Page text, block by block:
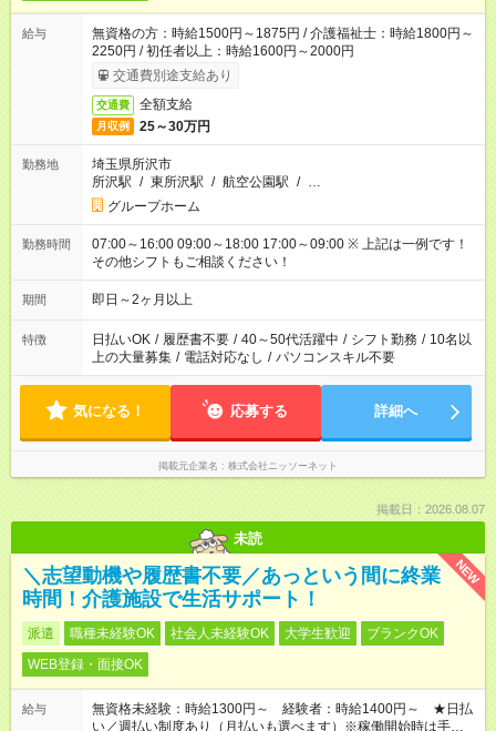
給与
無資格の方：時給1500円～1875円 / 介護福祉士：時給1800円～
2250円 / 初任者以上：時給1600円～2000円
交通費別途支給あり
交通費 全額支給
月収例 25～30万円
勤務地
埼玉県所沢市
所沢駅 / 東所沢駅 / 航空公園駅 / …
グループホーム
勤務時間
07:00～16:00 09:00～18:00 17:00～09:00 ※ 上記は一例です！
その他シフトもご相談ください！
期間 即日～2ヶ月以上
特徴 日払いOK / 履歴書不要 / 40～50代活躍中 / シフト勤務 / 10名以
上の大量募集 / 電話対応なし / パソコンスキル不要
気になる！ 応募する 詳細へ
掲載元企業名 株式会社ニッソーネット
掲載日：2026.08.07
未読
NEW
＼志望動機や履歴書不要／あっという間に終業
時間！介護施設で生活サポート！
派遣 職種未経験OK 社会人未経験OK 大学生歓迎
ブランクOK
WEB登録・面接OK
給与
無資格未経験：時給1300円～ 経験者：時給1400円～ ★日払
い／週払い制度あり（月払いも選べます）※稼働開始時は手続き